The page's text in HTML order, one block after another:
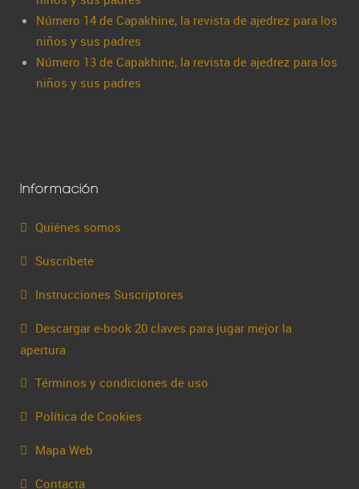
Número 14 de Capakhine, la revista de ajedrez para los
niños y sus padres
Número 13 de Capakhine, la revista de ajedrez para los
niños y sus padres
Información
Quiénes somos
Suscríbete
Instrucciones Suscriptores
Descargar e-book 20 claves para jugar mejor la
apertura
Términos y condiciones de uso
Política de Cookies
Mapa Web
Contacta